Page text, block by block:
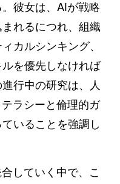
彼女は、AIが戦略
れるにつれ、組織
カルシンキング、
を優先しなければ
行中の研究は、人
ラシーと倫理的ガ
いることを強調し
していく中で、こ